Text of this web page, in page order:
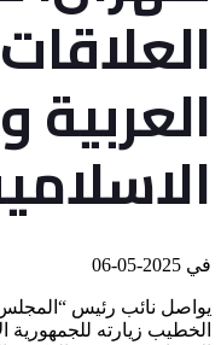
في
يواصل نائب رئيس
الخطيب زيارته للجمهورية